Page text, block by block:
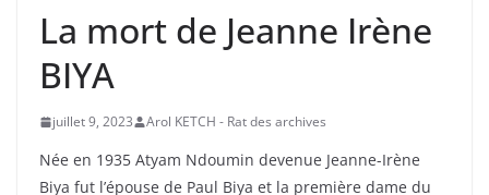
La mort de Jeanne Irène
BIYA
juillet 9, 2023 Arol KETCH - Rat des archives
Née en 1935 Atyam Ndoumin devenue Jeanne-Irène
Biya fut l’épouse de Paul Biya et la première dame du